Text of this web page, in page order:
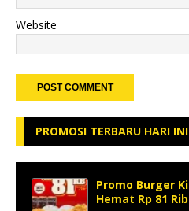
Website
PROMOSI TERBARU HARI INI
Promo Burger
Hemat Rp 81